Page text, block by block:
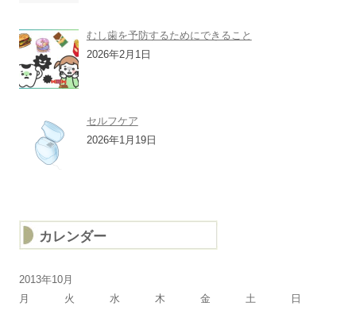
むし歯を予防するためにできること
2026年2月1日
セルフケア
2026年1月19日
カレンダー
2013年10月
月
火 水 木 金 土
日